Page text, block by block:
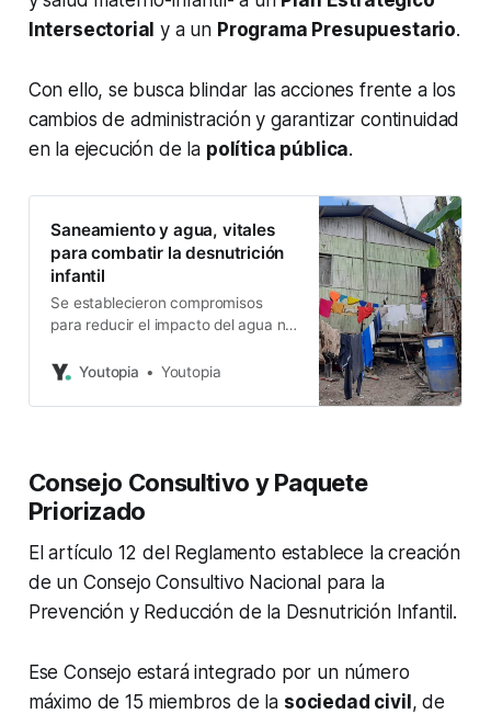
Intersectorial y a un Programa Presupuestario.
Con ello, se busca blindar las acciones frente a los
cambios de administración y garantizar continuidad
en la ejecución de la política pública.
Saneamiento y agua, vitales
para combatir la desnutrición
infantil
Se establecieron compromisos
para reducir el impacto del agua no
gobiernos locales y la
Youtopia Youtopia
Consejo Consultivo y Paquete
Priorizado
El artículo 12 del Reglamento establece la creación
de un Consejo Consultivo Nacional para la
Prevención y Reducción de la Desnutrición Infantil.
Ese Consejo estará integrado por un número
máximo de 15 miembros de la sociedad civil, de